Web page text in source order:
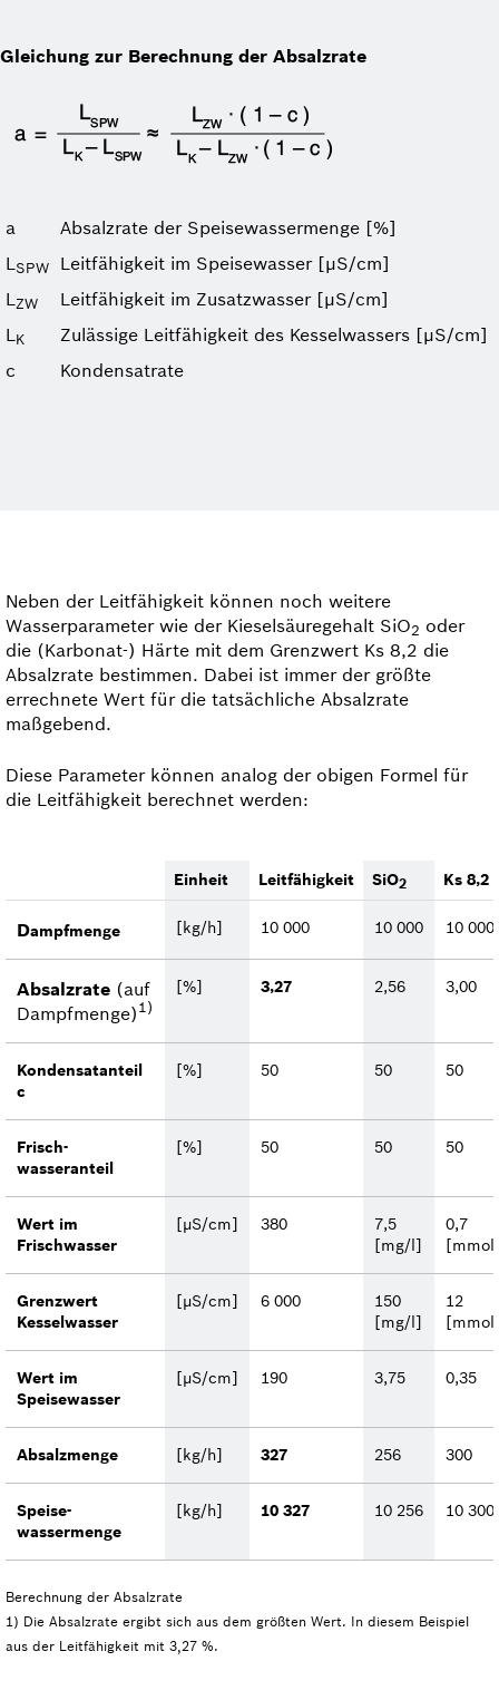
Gleichung zur Berechnung der Absalzrate
a
Absalzrate der Speise­wassermenge [%]
L SPW
Leitfähigkeit im Speisewasser [μS/cm]
L ZW
Leitfähigkeit im Zusatzwasser [μS/cm]
L K
Zulässige Leitfähigkeit des Kesselwassers [μS/cm]
c
Kondensatrate
Neben der Leitfähigkeit können noch weitere
Wasserparameter wie der Kieselsäuregehalt SiO2 oder
die (Karbonat-) Härte mit dem Grenzwert Ks 8,2 die
Absalzrate bestimmen. Dabei ist immer der größte
errechnete Wert für die tatsächliche Absalzrate
maßgebend.
Diese Parameter können analog der obigen Formel für
die Leitfähigkeit berechnet werden:
Einheit Leitfähigkeit SiO2 Ks 8,2
Dampfmenge [kg/h] 10 000 10 000 10 000
Absalzrate (auf
Dampfmenge)1)
[%] 3,27 2,56 3,00
Kondensatanteil
c
[%] 50 50 50
Frisch­
wasseranteil
[%] 50 50 50
Wert im
Frischwasser
[µS/cm] 380
7,5
[mg/l]
0,7
Grenzwert
Kesselwasser
[µS/cm] 6 000
150
[mg/l]
12
Wert im
Speisewasser
[µS/cm] 190 3,75 0,35
Absalzmenge [kg/h] 327 256 300
Speise­
wassermenge
[kg/h] 10 327 10 256 10 300
Berechnung der Absalzrate
1) Die Absalzrate ergibt sich aus dem größten Wert. In diesem Beispiel
aus der Leitfähigkeit mit 3,27 %.